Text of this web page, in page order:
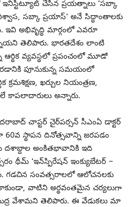
చేసిన ప్రయత్నాలు ‘సబ్కా
సబ్కా ప్రయాస్’ అనే సిద్ధాంతాలకు
ఇవి అభివృద్ధి మార్గంలో ఎవరూ
తెలిపారు. ‌భారతదేశం లాంటి
ఆర్థిక వ్యవస్థలో ప్రపంచంలో మూడో
పూనుకున్న సమయంలో
క్రమశిక్షణ, ఖర్చుల నియంత్రణ,
కాపలాదారులు అన్నారు.
చాప్టర్ చైర్‌పర్సన్ సీఎంఏ డాక్టర్
60వ స్థాపన దినోత్సవాన్ని జరపడం
దశాబ్దాల అంకితభావానికి ఇది
థీమ్ ‘ఇన్‌స్పిరేషన్ ఇంక్యుబేటర్ –
గడచిన సంవత్సరాలలో ఆలోచనలకు
వాటిని అర్థవంతమైన చర్యలుగా
వేశామని తెలిపారు. ఈ వేడుకలు మా